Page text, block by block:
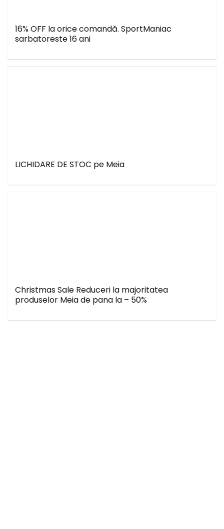
16% OFF la orice comandă. SportManiac
sarbatoreste 16 ani
LICHIDARE DE STOC pe Meia
Christmas Sale Reduceri la majoritatea
produselor Meia de pana la – 50%